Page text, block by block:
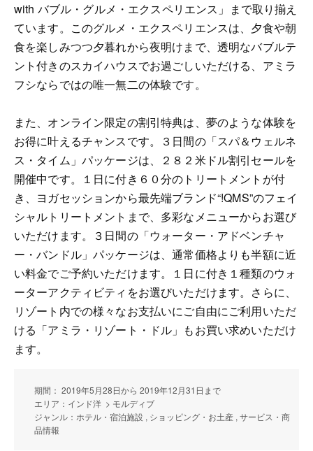
with バブル・グルメ・エクスペリエンス」まで取り揃え
ています。このグルメ・エクスペリエンスは、夕食や朝
食を楽しみつつ夕暮れから夜明けまで、透明なバブルテ
ント付きのスカイハウスでお過ごしいただける、アミラ
フシならではの唯一無二の体験です。
また、オンライン限定の割引特典は、夢のような体験を
お得に叶えるチャンスです。３日間の「スパ＆ウェルネ
ス・タイム」パッケージは、２８２米ドル割引セールを
開催中です。１日に付き６０分のトリートメントが付
き、ヨガセッションから最先端ブランド“!QMS”のフェイ
シャルトリートメントまで、多彩なメニューからお選び
いただけます。３日間の「ウォーター・アドベンチャ
ー・バンドル」パッケージは、通常価格よりも半額に近
い料金でご予約いただけます。１日に付き１種類のウォ
ーターアクティビティをお選びいただけます。さらに、
リゾート内での様々なお支払いにご自由にご利用いただ
ける「アミラ・リゾート・ドル」もお買い求めいただけ
ます。
期間： 2019年5月28日から 2019年12月31日まで
エリア：インド洋 > モルディブ
ジャンル：ホテル・宿泊施設 , ショッピング・お土産 , サービス・商
品情報